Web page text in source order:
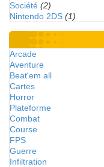
Société (2)
Nintendo 2DS (1)
Arcade
Aventure
Beat'em all
Cartes
Horror
Plateforme
Combat
Course
FPS
Guerre
Infiltration